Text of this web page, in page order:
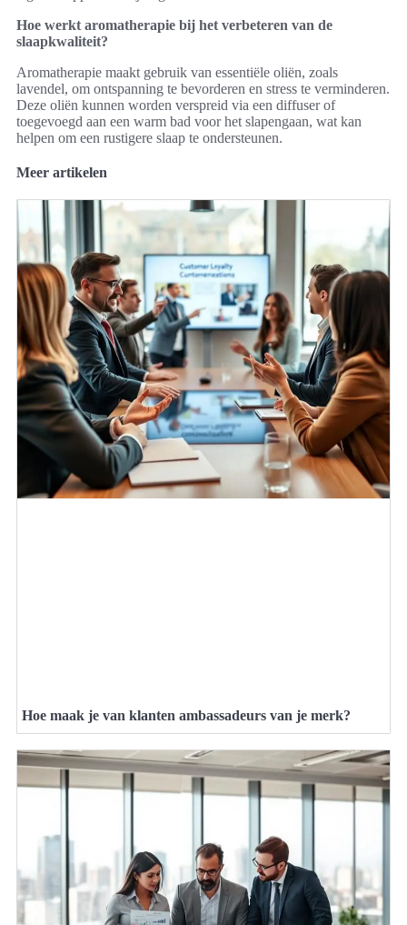
Hoe werkt aromatherapie bij het verbeteren van de
slaapkwaliteit?
Aromatherapie maakt gebruik van essentiële oliën, zoals
lavendel, om ontspanning te bevorderen en stress te verminderen.
Deze oliën kunnen worden verspreid via een diffuser of
toegevoegd aan een warm bad voor het slapengaan, wat kan
helpen om een rustigere slaap te ondersteunen.
Meer artikelen
Hoe maak je van klanten ambassadeurs van je merk?